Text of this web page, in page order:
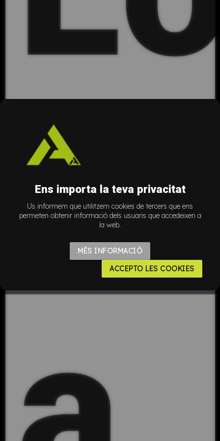
Ens importa la teva privacitat
Us informem que utilitzem cookies de tercers que ens
permeten obtenir informació dels usuaris que accedeixen a
la web.
MÉS INFORMACIÓ
ACCEPTO LES COOKIES